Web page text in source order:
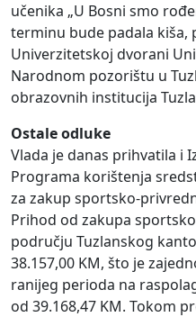
učenika „U Bosni smo
terminu bude padala
Univerzitetskoj dvorani
Narodnom pozorištu u
obrazovnih institucija
Ostale odluke
Vlada je danas prihvatila i
Programa korištenja
za zakup sportsko-
Prihod od zakupa
području Tuzlanskog
38.157,00 KM, što je
ranijeg perioda na
od 39.168,47 KM. Tokom